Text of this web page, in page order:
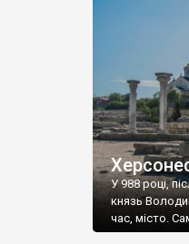
культурної
Офіційно –
влада в
У 988 році,
князь
час, місто.
диктувати